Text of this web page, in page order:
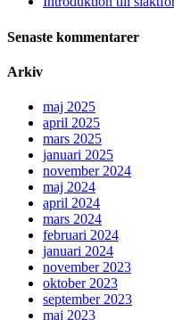
Senaste kommentarer
Arkiv
maj 2025
april 2025
mars 2025
januari 2025
november 2024
maj 2024
april 2024
mars 2024
februari 2024
januari 2024
november 2023
oktober 2023
september 2023
maj 2023